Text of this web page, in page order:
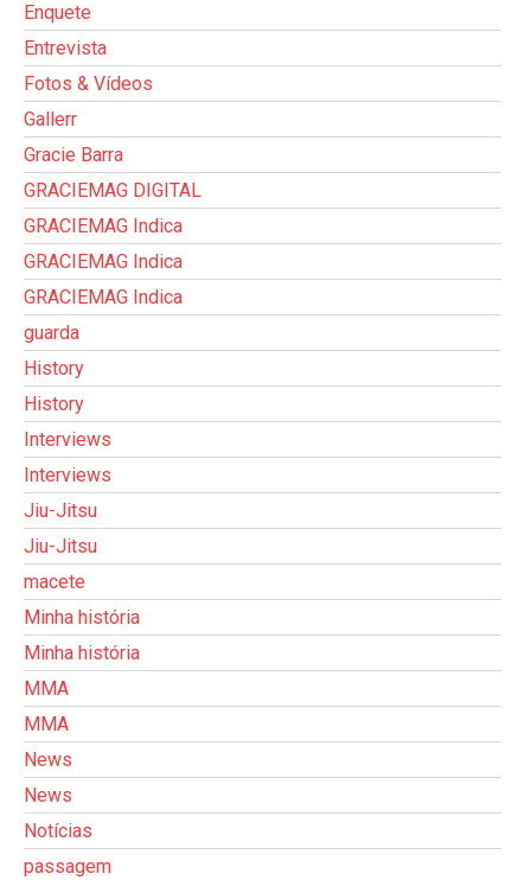
Enquete
Entrevista
Fotos & Vídeos
Gallerr
Gracie Barra
GRACIEMAG DIGITAL
GRACIEMAG Indica
GRACIEMAG Indica
GRACIEMAG Indica
guarda
History
History
Interviews
Interviews
Jiu-Jitsu
Jiu-Jitsu
macete
Minha história
Minha história
MMA
MMA
News
News
Notícias
passagem